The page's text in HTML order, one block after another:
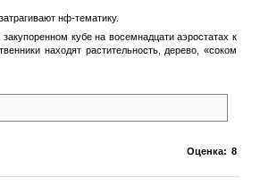
нф-тематику.
кубе на восемнадцати аэростатах к
находят растительность, дерево, «соком
Оценка: 8